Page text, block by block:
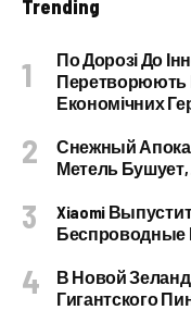
Trending
По Дорозі До
Перетворюють
Економічних
Снежный
Метель
Xiaomi
Беспроводные
В Новой
Гигантского